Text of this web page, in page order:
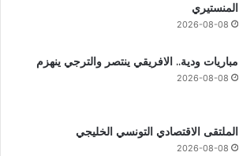
المنستيري
2026-08-08
مباريات ودية.. الافريقي ينتصر والترجي ينهزم
2026-08-08
الملتقى الاقتصادي التونسي الخليجي
2026-08-08